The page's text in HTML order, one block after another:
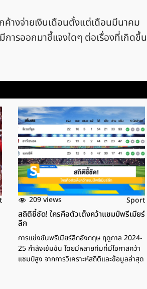
ค้างจ่ายเงินเดือนตั้งแต่เดือนมีนาคม
ารออกมาชี้แจงใดๆ ต่อเรื่องที่เกิดขึ้น
209 views Sport
สถิติชี้ชัด! ใครคือตัวเต็งคว้าแชมป์พรีเมียร์
ลีก
การแข่งขันพรีเมียร์ลีกอังกฤษ ฤดูกาล 2024-
25 กำลังเข้มข้น โดยมีหลายทีมที่มีโอกาสคว้า
แชมป์สูง จากการวิเคราะห์สถิติและข้อมูลล่าสุด